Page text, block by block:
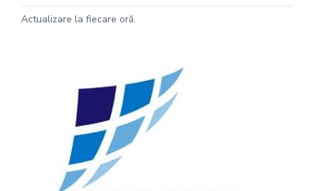
Actualizare la fiecare oră.